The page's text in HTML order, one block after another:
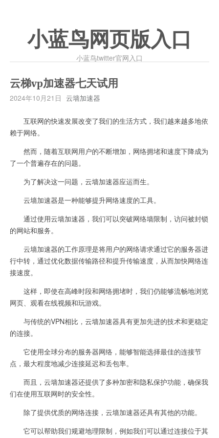
小蓝鸟网页版入口
小蓝鸟twitter官网入口
云梯vp加速器七天试用
2024年10月21日 云墙加速器
互联网的快速发展改变了我们的生活方式，我们越来越多地依
赖于网络。
然而，随着互联网用户的不断增加，网络拥堵和速度下降成为
了一个普遍存在的问题。
为了解决这一问题，云墙加速器应运而生。
云墙加速器是一种能够提升网络速度的工具。
通过使用云墙加速器，我们可以突破网络墙限制，访问被封锁
的网站和服务。
云墙加速器的工作原理是将用户的网络请求通过它的服务器进
行中转，通过优化数据传输路径和提升传输速度，从而加快网络连
接速度。
这样，即使在高峰时段和网络拥堵时，我们仍能够流畅地浏览
网页、观看在线视频和玩游戏。
与传统的VPN相比，云墙加速器具有更加先进的技术和更稳定
的连接。
它使用全球分布的服务器网络，能够智能选择最佳的连接节
点，最大程度地减少连接延迟和丢包率。
而且，云墙加速器还提供了多种加密和隐私保护功能，确保我
们在使用互联网时的安全性。
除了提供优质的网络连接，云墙加速器还具有其他的功能。
它可以帮助我们规避地理限制，例如我们可以通过连接位于其